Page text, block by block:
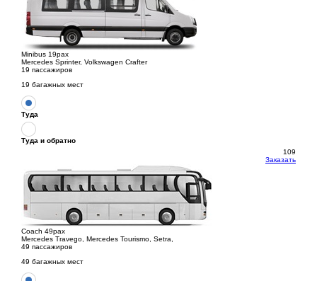
Minibus 19pax
Mercedes Sprinter, Volkswagen Crafter
19 пассажиров
19 багажных мест
Туда
Туда и обратно
109
Заказать
Coach 49pax
Mercedes Travego, Mercedes Tourismo, Setra,
49 пассажиров
49 багажных мест